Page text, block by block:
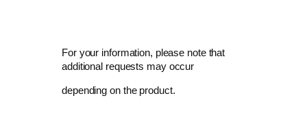
For your information, please note that
additional requests may occur
depending on the product.